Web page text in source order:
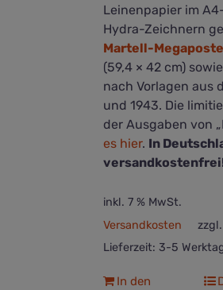
Leinenpapier im
Hydra-Zeichnern
Martell-
(59,4 × 42 cm)
nach Vorlagen aus
und 1943. Die
der Ausgaben von
es hier. In
inkl. 7 % MwSt.
zzgl.
Versandkosten
Lieferzeit: 3-5
In den